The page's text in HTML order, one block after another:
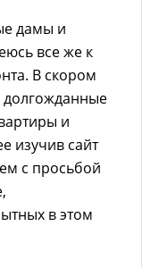
дамы и
все же к
В скором
долгожданные
и
изучив сайт
с просьбой
в этом